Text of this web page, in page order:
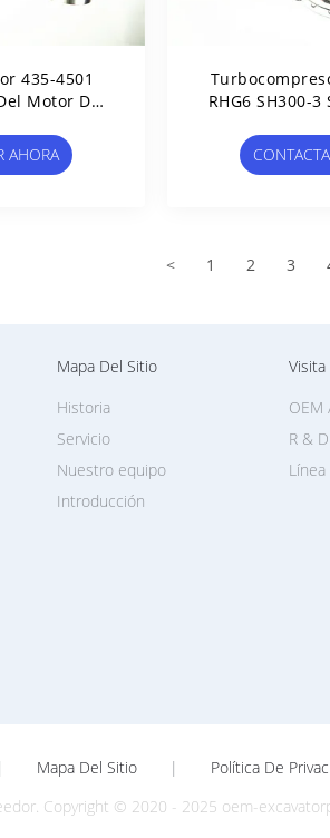
435-4501
Motor Del
E320D2
AHORA
RHG6 SH300-3
< 1 2 3
Mapa Del Sitio
Introducción
Historia
Servicio
Nuestro equipo
Visita
OEM
R & D
Mapa Del Sitio | Política De
Copyright © 2020 - 2025 oem-